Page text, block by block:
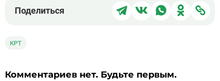
Поделиться
Поделиться
Поделиться
в
Поделиться
КРТ
Комментариев нет. Будьте первым.